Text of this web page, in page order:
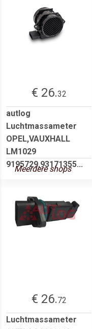
€ 26.32
autlog
Luchtmassameter
OPEL,VAUXHALL
LM1029
9195729,93171355...
Meerdere shops
€ 26.72
Luchtmassameter